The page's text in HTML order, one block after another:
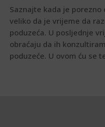
Saznajte kada je
veliko da je vrijeme da
poduzeća. U posljednje
obraćaju da ih
poduzeće. U ovom ću se